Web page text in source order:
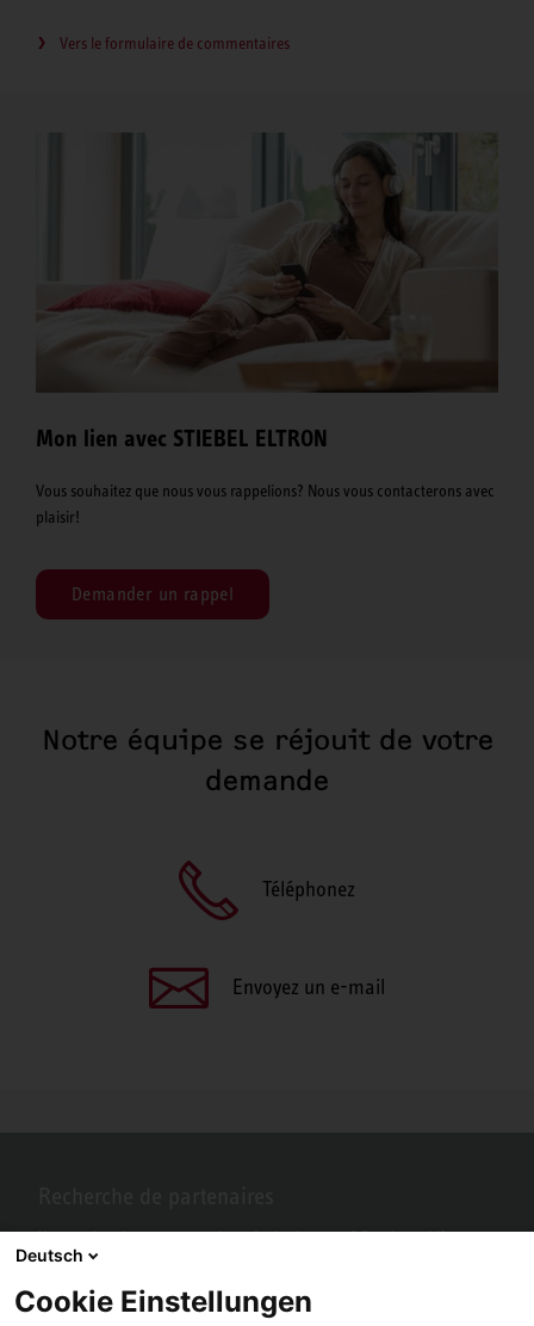
Vers le formulaire de commentaires
Mon lien avec STIEBEL ELTRON
Vous souhaitez que nous vous rappelions? Nous vous contacterons avec
plaisir!
Demander un rappel
Notre équipe se réjouit de votre
demande
Téléphonez
Envoyez un e-mail
Vous recherchez un partenaire près de chez vous? Pas de problème
avec STIEBEL ELTRON.
Deutsch
Cookie Einstellungen